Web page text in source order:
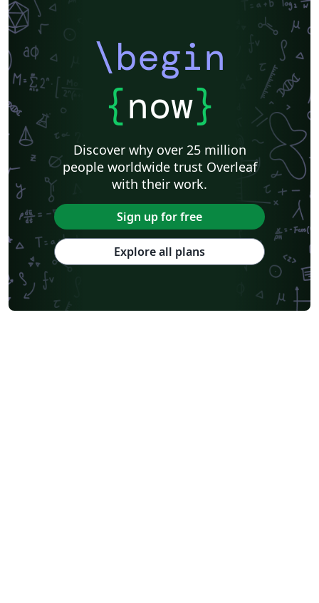
\begin
{now}
Discover why over 25 million
people worldwide trust Overleaf
with their work.
Sign up for free
Explore all plans